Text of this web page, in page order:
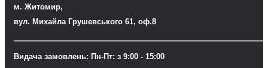
м. Житомир,
вул. Михайла Грушевського 61, оф.8
Видача замовлень: Пн-Пт: з 9:00 - 15:00